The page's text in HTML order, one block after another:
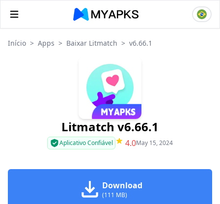
Início > Apps > Baixar Litmatch > v6.66.1
Litmatch v6.66.1
Aplicativo Confiável 4.0May 15, 2024
Download
(111 MB)